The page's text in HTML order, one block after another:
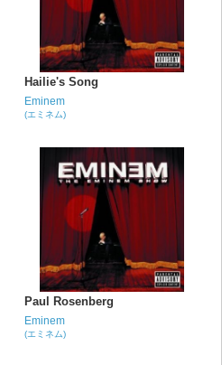
Hailie's Song
Eminem
(エミネム)
Paul Rosenberg
Eminem
(エミネム)